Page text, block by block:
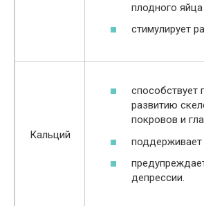
плодного яйца
стимулирует
Кальций
способствует
развитию
покровов и
поддерживает
депрессии.